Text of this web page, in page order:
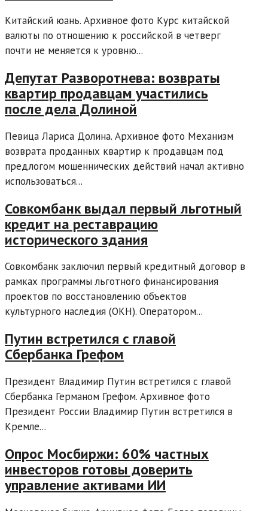
Китайский юань. Архивное фото Курс китайской
валюты по отношению к российской в четверг
почти не меняется к уровню...
Депутат Разворотнева: возвраты
квартир продавцам участились
после дела Долиной
Певица Лариса Долина. Архивное фото Механизм
возврата проданных квартир к продавцам под
предлогом мошеннических действий начал активно
использоваться...
Совкомбанк выдал первый льготный
кредит на реставрацию
исторического здания
Совкомбанк заключил первый кредитный договор в
рамках программы льготного финансирования
проектов по восстановлению объектов
культурного наследия (ОКН). Оператором...
Путин встретился с главой
Сбербанка Грефом
Президент Владимир Путин встретился с главой
Сбербанка Германом Грефом. Архивное фото
Президент России Владимир Путин встретился в
Кремле...
Опрос Мосбиржи: 60% частных
инвесторов готовы доверить
управление активами ИИ